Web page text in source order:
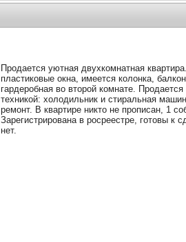
Продается уютная двухкомнатная
пластиковые окна, имеется колонка,
гардеробная во второй комнате.
техникой: холодильник и стиральная
ремонт. В квартире никто не прописан, 1
Зарегистрирована в росреестре, готовы к
нет.